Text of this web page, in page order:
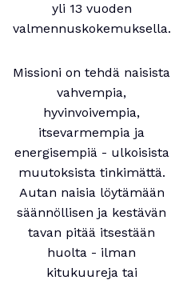
yli 13 vuoden
valmennuskokemuksella.
Missioni on tehdä naisista
vahvempia,
hyvinvoivempia,
itsevarmempia ja
energisempiä - ulkoisista
muutoksista tinkimättä.
Autan naisia löytämään
säännöllisen ja kestävän
tavan pitää itsestään
huolta - ilman
kitukuureja tai